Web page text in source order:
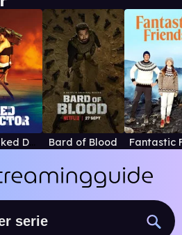
The Naked Director Bard of Blood